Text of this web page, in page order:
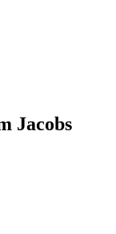
Jacobs